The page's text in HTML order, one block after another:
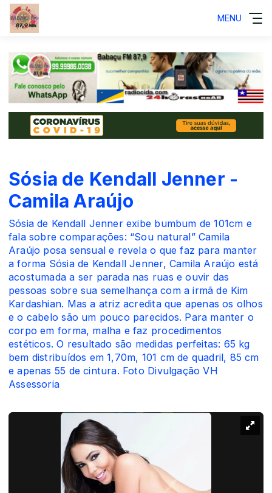
MENU
Sósia de Kendall Jenner -
Camila Araújo
Sósia de Kendall Jenner exibe bumbum de 101cm e
fala sobre comparações: “Sou natural” Camila
Araújo posa sensual e revela o que faz para manter
a forma Sósia de Kendall Jenner, Camila Araújo está
acostumada a ser parada nas ruas e ouvir das
pessoas sobre sua semelhança com a irmã de Kim
Kardashian. Mas a atriz acredita que apenas os olhos
e o cabelo são um pouco parecidos. Para manter o
corpo em forma, malha e faz procedimentos
estéticos. O resultado são medidas perfeitas: 65 kg
bem distribuídos em 1,70m, 101 cm de quadril, 85 cm
e apenas 55 de cintura. Foto Divulgação VH
Assessoria